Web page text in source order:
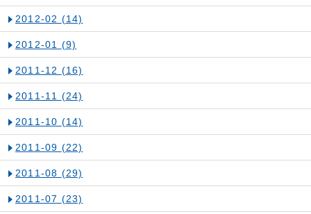
2012-02 (14)
2012-01 (9)
2011-12 (16)
2011-11 (24)
2011-10 (14)
2011-09 (22)
2011-08 (29)
2011-07 (23)